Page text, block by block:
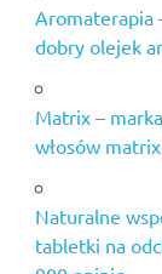
Aromaterapia
dobry olejek
Matrix –
włosów matrix
Naturalne
tabletki na